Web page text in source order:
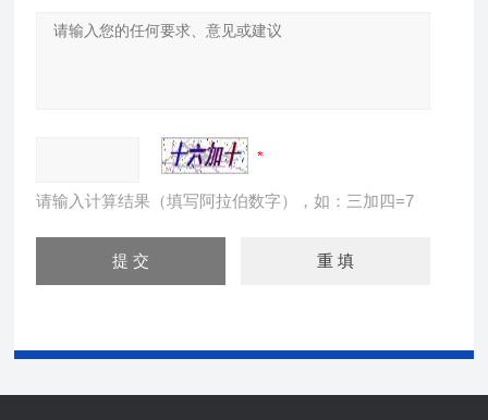
请输入计算结果（填写阿拉伯数字），如：三加四=7